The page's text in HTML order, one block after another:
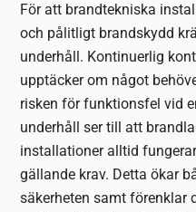
För att brandtekniska
och pålitligt brandskydd
underhåll. Kontinuerlig
upptäcker om något
risken för funktionsfel vid
underhåll ser till att
installationer alltid
gällande krav. Detta ökar
säkerheten samt förenklar